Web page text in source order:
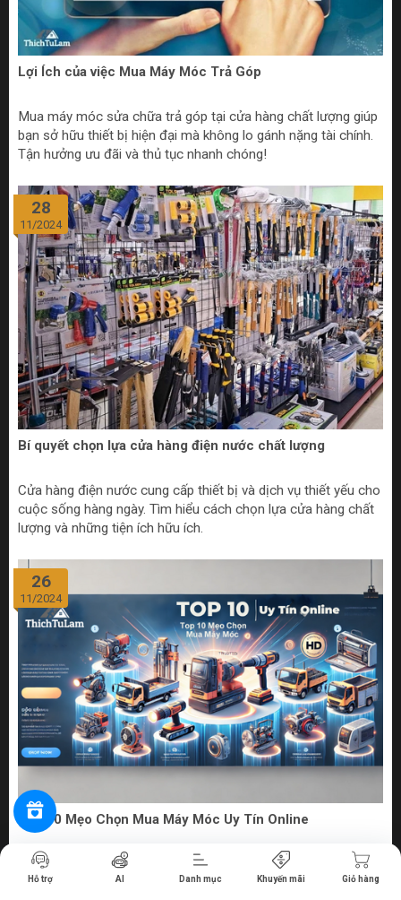
Lợi Ích của việc Mua Máy Móc Trả Góp
Mua máy móc sửa chữa trả góp tại cửa hàng chất lượng giúp
bạn sở hữu thiết bị hiện đại mà không lo gánh nặng tài chính.
Tận hưởng ưu đãi và thủ tục nhanh chóng!
28
11/2024
Bí quyết chọn lựa cửa hàng điện nước chất lượng
Cửa hàng điện nước cung cấp thiết bị và dịch vụ thiết yếu cho
cuộc sống hàng ngày. Tìm hiểu cách chọn lựa cửa hàng chất
lượng và những tiện ích hữu ích.
26
11/2024
Top 10 Mẹo Chọn Mua Máy Móc Uy Tín Online
Bước vào thế giới số hóa ngày nay, việc mua sắm máy móc
từ các cửa hàng bán máy móc online uy tín không chỉ đem lại
Tiến hành thanh toán
Hỗ trợ AI Danh mục Khuyến mãi Giỏ hàng